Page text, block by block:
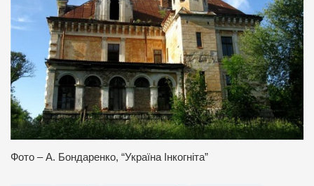
Фото – А. Бондаренко, “Україна Інкогніта”